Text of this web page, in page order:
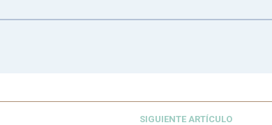
SIGUIENTE ARTÍCULO